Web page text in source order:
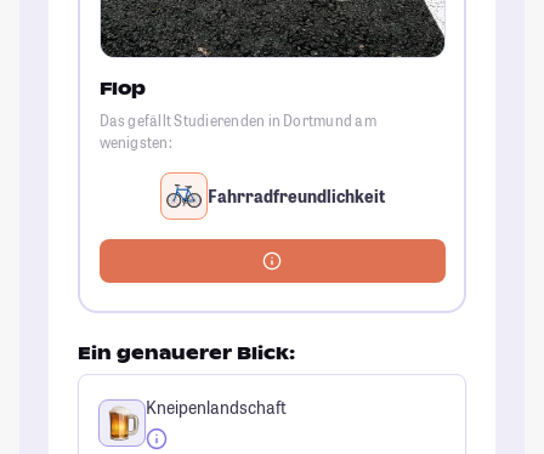
Flop
Das gefällt Studierenden in Dortmund am
wenigsten:
Fahrradfreundlichkeit
Ein genauerer Blick:
Kneipenlandschaft